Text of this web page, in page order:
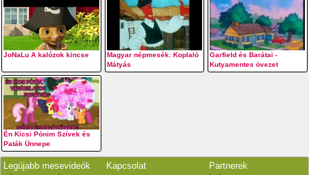
JoNaLu A kalózok kincse
Magyar népmesék: Koplaló
Mátyás
Garfield és Barátai -
Kutyamentes övezet
Én Kicsi Pónim Szívek és
Paták Ünnepe
Legújabb mesevideók Kapcsolat Partnerek